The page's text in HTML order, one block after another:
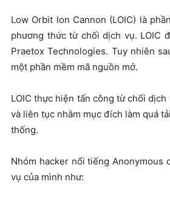
Low Orbit Ion Cannon (LOIC) là
phương thức từ chối dịch vụ. LOIC
Praetox Technologies. Tuy nhiên
một phần mềm mã nguồn mở.
LOIC thực hiện tấn công từ chối
và liên tục nhằm mục đích làm quá
thống.
Nhóm hacker nổi tiếng Anonymous
vụ của mình như: